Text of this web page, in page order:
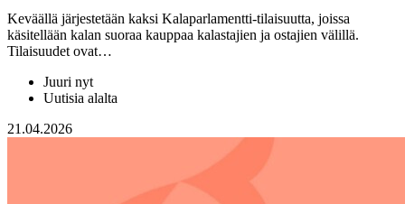
Keväällä järjestetään kaksi Kalaparlamentti-tilaisuutta, joissa
käsitellään kalan suoraa kauppaa kalastajien ja ostajien välillä.
Tilaisuudet ovat…
Juuri nyt
Uutisia alalta
21.04.2026